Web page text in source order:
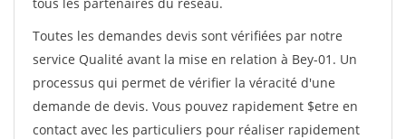
Toutes les demandes devis sont vérifiées par notre
service Qualité avant la mise en relation à Bey-01. Un
processus qui permet de vérifier la véracité d'une
demande de devis. Vous pouvez rapidement $etre en
contact avec les particuliers pour réaliser rapidement